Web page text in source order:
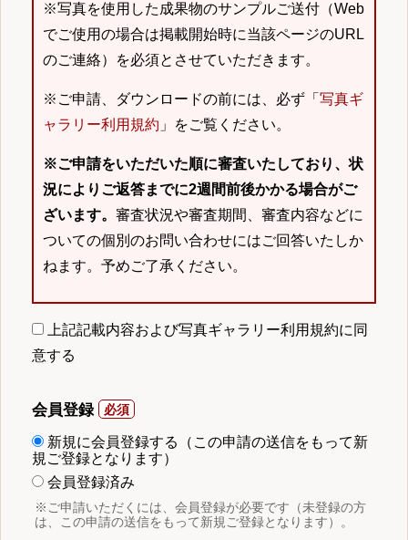
※写真を使用した成果物のサンプルご送付（Web
でご使用の場合は掲載開始時に当該ページのURL
のご連絡）を必須とさせていただきます。
※ご申請、ダウンロードの前には、必ず「 写真ギ
ャラリー利用規約 」をご覧ください。
※ご申請をいただいた順に審査いたしており、状
況によりご返答までに2週間前後かかる場合がご
ざいます。 審査状況や審査期間、審査内容などに
ついての個別のお問い合わせにはご回答いたしか
ねます。予めご了承ください。
上記記載内容および写真ギャラリー利用規約に同
意する
会員登録
新規に会員登録する（この申請の送信をもって新
規ご登録となります）
会員登録済み
※ご申請いただくには、会員登録が必要です（未登録の方
は、この申請の送信をもって新規ご登録となります）。